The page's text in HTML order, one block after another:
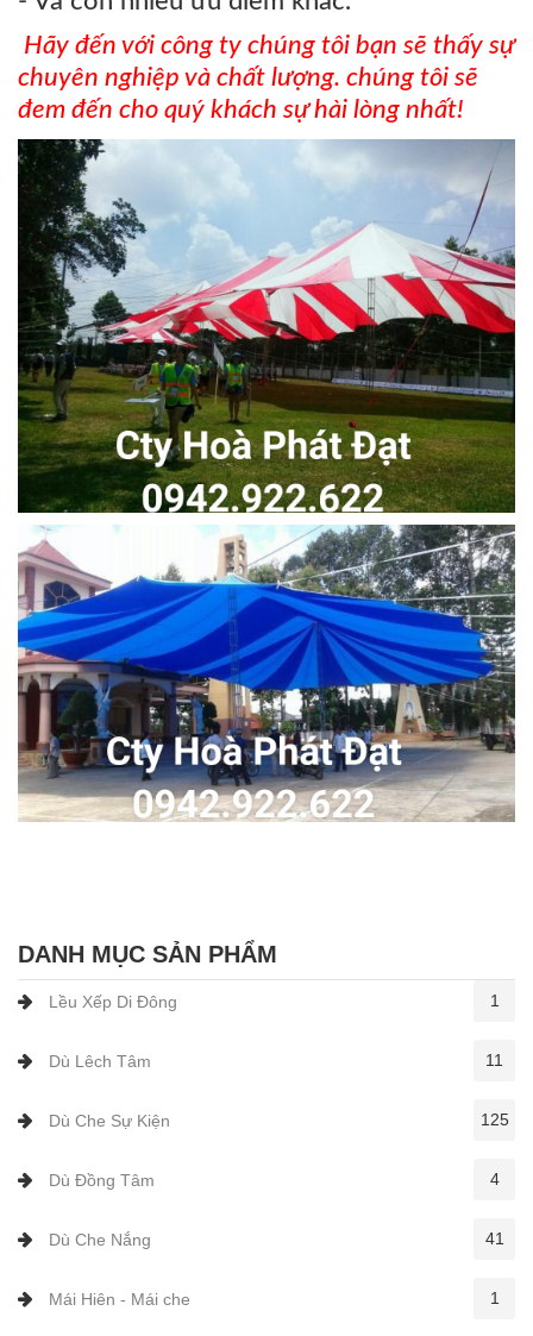
Hãy đến với công ty chúng tôi bạn sẽ thấy sự
chuyên nghiệp và chất lượng. chúng tôi sẽ
đem đến cho quý khách sự hài lòng nhất!
DANH MỤC SẢN PHẨM
Lều Xếp Di Đông 1
Dù Lêch Tâm 11
Dù Che Sự Kiện 125
Dù Đồng Tâm 4
Dù Che Nắng 41
Mái Hiên - Mái che 1